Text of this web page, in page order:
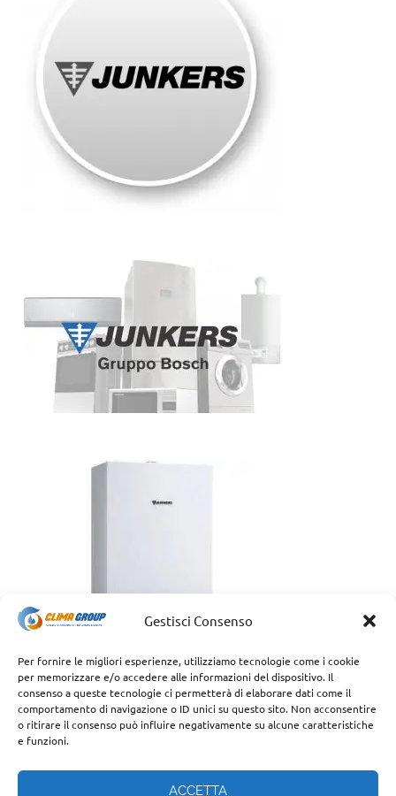
Gestisci Consenso
Per fornire le migliori esperienze, utilizziamo tecnologie come i cookie
per memorizzare e/o accedere alle informazioni del dispositivo. Il
consenso a queste tecnologie ci permetterà di elaborare dati come il
comportamento di navigazione o ID unici su questo sito. Non acconsentire
o ritirare il consenso può influire negativamente su alcune caratteristiche
e funzioni.
ACCETTA